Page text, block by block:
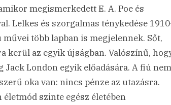
megismerkedett E. A. Poe és
Lelkes és szorgalmas ténykedése
művei több lapban is megjelennek. Sőt,
kerül az egyik újságban. Valószínű,
Jack London egyik előadására. A fiú nem
oka van: nincs pénze az utazásra.
szinte egész életében